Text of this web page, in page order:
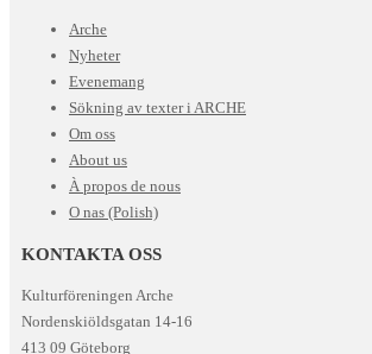
Arche
Nyheter
Evenemang
Sökning av texter i ARCHE
Om oss
About us
À propos de nous
O nas (Polish)
KONTAKTA OSS
Kulturföreningen Arche
Nordenskiöldsgatan 14-16
413 09 Göteborg